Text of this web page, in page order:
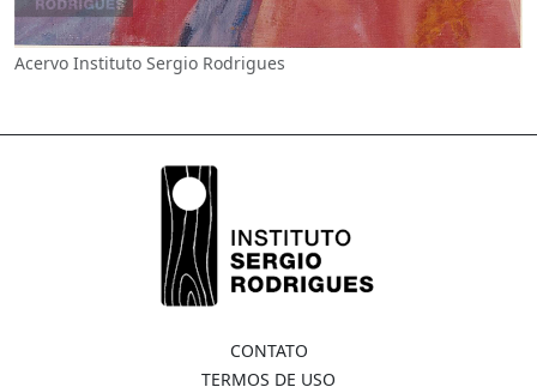
Acervo Instituto Sergio Rodrigues
CONTATO
TERMOS DE USO